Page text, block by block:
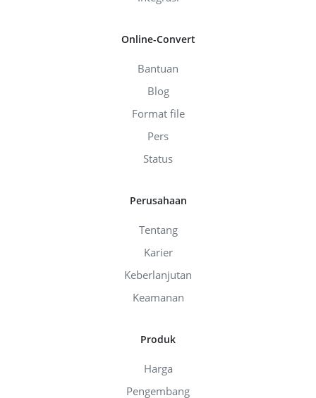
Online-Convert
Bantuan
Blog
Format file
Pers
Status
Perusahaan
Tentang
Karier
Keberlanjutan
Keamanan
Produk
Harga
Pengembang